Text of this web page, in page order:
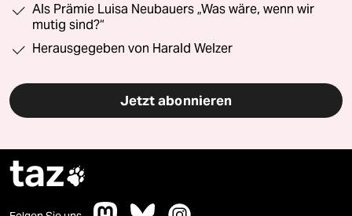
Als Prämie Luisa Neubauers „Was wäre, wenn wir
mutig sind?“
Herausgegeben von Harald Welzer
Jetzt abonnieren
taz